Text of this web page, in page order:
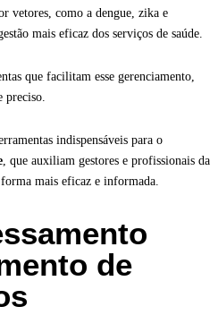
vetores, como a dengue, zika e
mais eficaz dos serviços de saúde.
que facilitam esse gerenciamento,
preciso.
indispensáveis para o
, que auxiliam gestores e profissionais da
forma mais eficaz e informada.
de